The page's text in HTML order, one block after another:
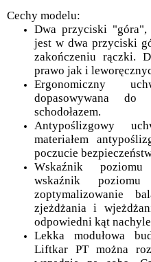
Cechy modelu:
Dwa przyciski "góra",
jest w dwa przyciski
zakończeniu rączki.
prawo jak i
Ergonomiczny
dopasowywana do
schodołazem.
Antypoślizgowy
materiałem
poczucie
Wskaźnik poziomu
wskaźnik
zoptymalizowanie
zjeżdżania i
odpowiedni kąt
Lekka modułowa
Liftkar PT można